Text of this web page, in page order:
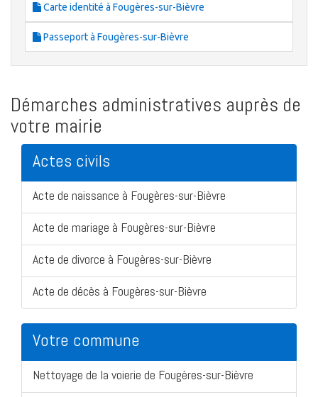
Carte identité à Fougères-sur-Bièvre
Passeport à Fougères-sur-Bièvre
Démarches administratives auprès de
votre mairie
Actes civils
Acte de naissance à Fougères-sur-Bièvre
Acte de mariage à Fougères-sur-Bièvre
Acte de divorce à Fougères-sur-Bièvre
Acte de décès à Fougères-sur-Bièvre
Votre commune
Nettoyage de la voierie de Fougères-sur-Bièvre